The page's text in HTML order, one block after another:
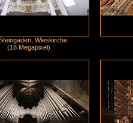
Wieskirche
(18 Megapixel)